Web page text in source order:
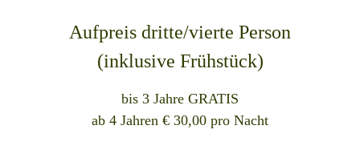
Aufpreis dritte/vierte Person
(inklusive Frühstück)
bis 3 Jahre GRATIS
ab 4 Jahren € 30,00 pro Nacht